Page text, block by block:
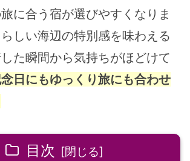
に合う宿が選びやすくなりま
しい海辺の特別感を味わえる
た瞬間から気持ちがほどけて
日にもゆっくり旅にも合わせ
目次